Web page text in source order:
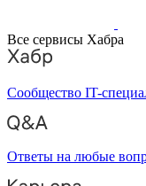
Все сервисы Хабра
Сообщество IT-
Ответы на любые